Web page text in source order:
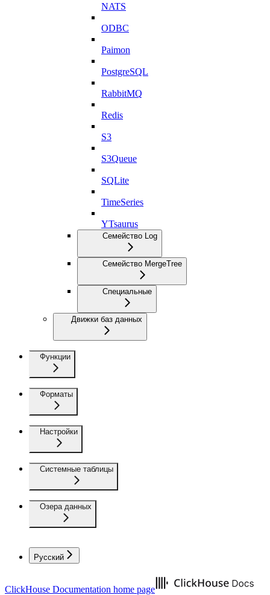
NATS
ODBC
Paimon
PostgreSQL
RabbitMQ
Redis
S3
S3Queue
SQLite
TimeSeries
YTsaurus
Семейство Log
Семейство MergeTree
Специальные
Движки баз данных
Функции
Форматы
Настройки
Системные таблицы
Озера данных
Русский
ClickHouse Documentation home page